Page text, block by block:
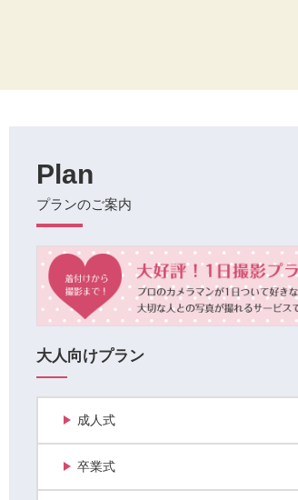
Plan
プランのご案内
大人向けプラン
成人式
卒業式